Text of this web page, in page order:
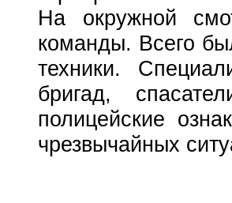
На окружной
команды. Всего
техники.
бригад,
полицейские
чрезвычайных